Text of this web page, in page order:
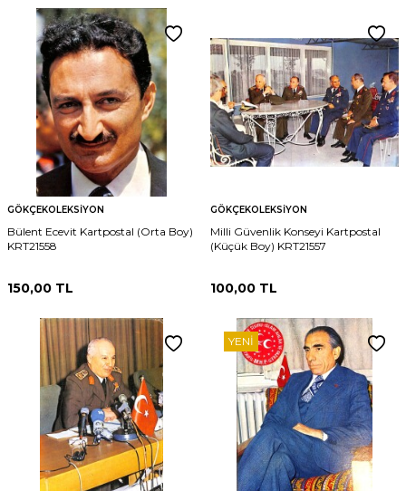
GÖKÇEKOLEKSIYON
Bülent Ecevit Kartpostal (Orta Boy)
KRT21558
150,00 TL
GÖKÇEKOLEKSIYON
Milli Güvenlik Konseyi Kartpostal
(Küçük Boy) KRT21557
100,00 TL
YENI